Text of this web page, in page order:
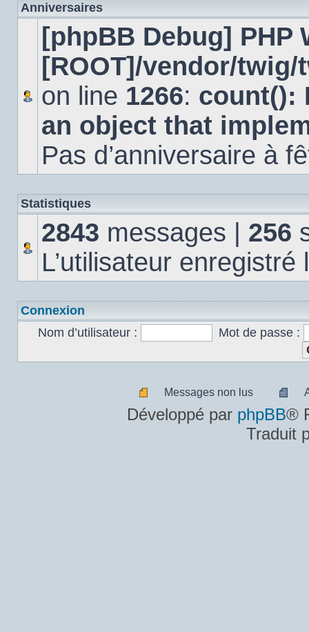
Anniversaires
[phpBB Debug] PHP
[ROOT]/vendor/
on line 1266: count():
an object that
Pas d’anniversaire à
Statistiques
2843 messages | 256
L’utilisateur
Connexion
Nom d’utilisateur :
Mot de passe :
Messages
non
Messages non lus
lu
Développé par phpBB®
Traduit